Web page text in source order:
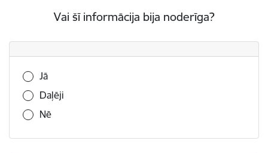
Vai šī informācija bija noderīga?
Vai šī informācija bija noderīga?
Jā
Daļēji
Nē